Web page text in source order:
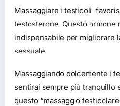
Massaggiare i testicoli
testosterone. Questo ormone
indispensabile per migliorare
sessuale.
Massaggiando dolcemente i
sentirai sempre più tranquillo
questo “massaggio